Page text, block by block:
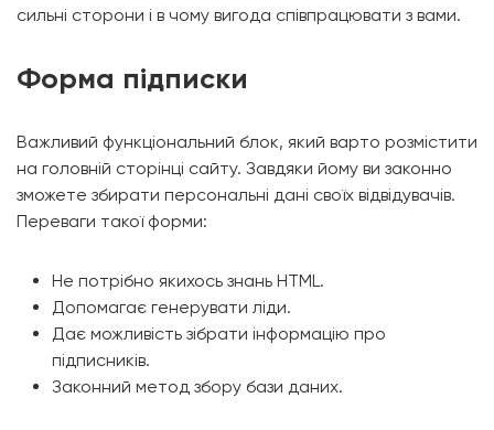
сильні сторони і в чому вигода співпрацювати з вами.
Форма підписки
Важливий функціональний блок, який варто розмістити
на головній сторінці сайту. Завдяки йому ви законно
зможете збирати персональні дані своїх відвідувачів.
Переваги такої форми:
Не потрібно якихось знань HTML.
Допомагає генерувати ліди.
Дає можливість зібрати інформацію про
підписників.
Законний метод збору бази даних.